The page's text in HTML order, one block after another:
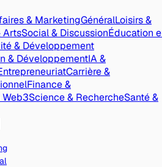
& MarketingGénéralLoisirs &
ArtsSocial & DiscussionÉducation
& Développement
& DéveloppementIA &
Carrière &
Finance &
Science & RechercheSanté &